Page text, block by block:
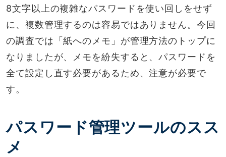
8文字以上の複雑なパスワードを使い回しをせず
に、複数管理するのは容易ではありません。今回
の調査では「紙へのメモ」が管理方法のトップに
なりましたが、メモを紛失すると、パスワードを
全て設定し直す必要があるため、注意が必要で
す。
パスワード管理ツールのスス
メ